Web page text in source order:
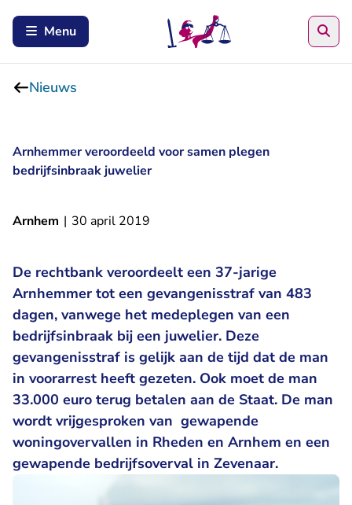
Menu
Nieuws
Arnhemmer veroordeeld voor samen plegen
bedrijfsinbraak juwelier
Arnhem | 30 april 2019
De rechtbank veroordeelt een 37-jarige
Arnhemmer tot een gevangenisstraf van 483
dagen, vanwege het medeplegen van een
bedrijfsinbraak bij een juwelier. Deze
gevangenisstraf is gelijk aan de tijd dat de man
in voorarrest heeft gezeten. Ook moet de man
33.000 euro terug betalen aan de Staat. De man
wordt vrijgesproken van gewapende
woningovervallen in Rheden en Arnhem en een
gewapende bedrijfsoverval in Zevenaar.